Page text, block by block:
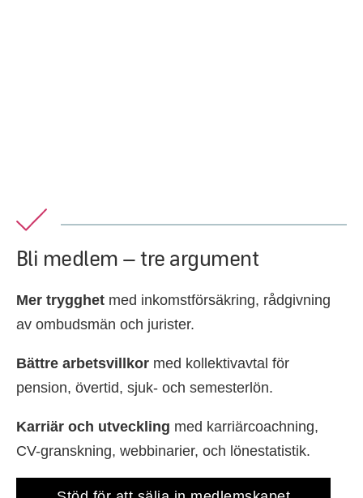
Bli medlem – tre argument
Mer trygghet med inkomstförsäkring, rådgivning
av ombudsmän och jurister.
Bättre arbetsvillkor med kollektivavtal för
pension, övertid, sjuk- och semesterlön.
Karriär och utveckling med karriärcoachning,
CV-granskning, webbinarier, och lönestatistik.